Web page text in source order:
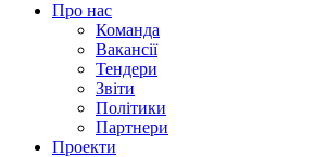
Про нас
Команда
Вакансії
Тендери
Звіти
Політики
Партнери
Проекти